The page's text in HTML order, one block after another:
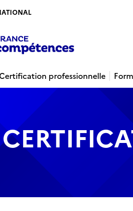
professionnelle